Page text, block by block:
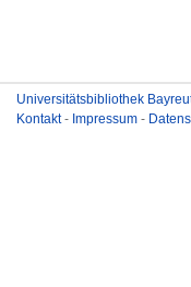
Universitätsbibliothek
Kontakt- Impressum -